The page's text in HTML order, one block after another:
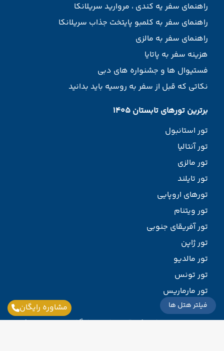
فیلتر هتل ها مشاوره رایگان
راهنمای سفر یه کندی ، مروارید سریلانکا
راهنمای سفر به کلمبو پایتخت جذاب سریلانکا
راهنمای سفر به مالزی
هزینه سفر به پاتایا
فستیوال ها و جشنواره های دبی
نکاتی که قبل از سفر به روسیه باید بدانید
برترین تورهای تابستان 1405
تور استانبول
تور آنتالیا
تور مالزی
تور تایلند
تورهای اروپایی
تور ویتنام
تور آفریقای جنوبی
تور ژاپن
تور مالدیو
تور تونس
تور مارماریس
تور ارمنستان
تور روسیه { سفری که قطعا شما را شگفت زده خواهد کرد }